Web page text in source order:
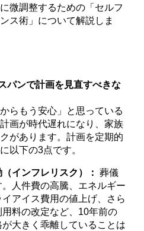
微調整するための「セルフ
ス術」について解説しま
パンで計画を見直すべきな
らもう安心」と思っている
画が時代遅れになり、家族
があります。計画を定期的
以下の3点です。
インフレリスク）： 葬儀
人件費の高騰、エネルギー
アイス費用の値上げ、さら
料の改定など、10年前の
大きく乖離していることは